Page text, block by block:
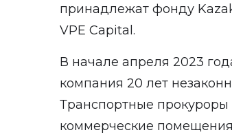
принадлежат фонду
VPE Capital.
В начале апреля 2023
компания 20 лет
Транспортные прокуроры
коммерческие